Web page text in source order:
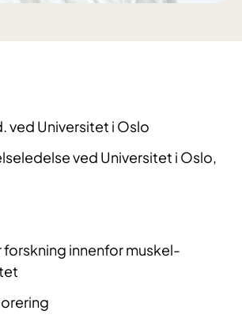
ved Universitet i Oslo
ved Universitet i Oslo,
innenfor muskel-